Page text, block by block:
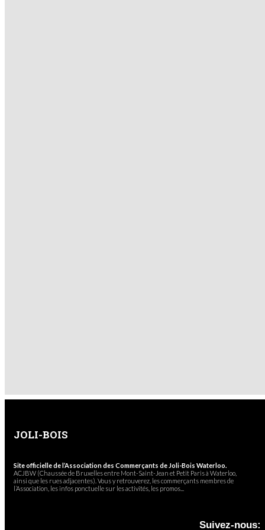
JOLI-BOIS
Site officielle de l’Association des Commerçants de Joli-Bois Waterloo.
ACJBW (Chaussée de Bruxelles entre Mont-Saint-Jean et Petit Paris à Waterloo,
ainsi que les rues adjacentes). Vous y retrouverez, les commerçants membres de
l’Association, les infos ponctuelle sur les activités, les promos...
Suivez-nous: